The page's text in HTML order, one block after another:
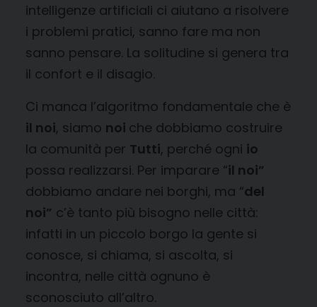
intelligenze artificiali ci aiutano a risolvere
i problemi pratici, sanno fare ma non
sanno pensare. La solitudine si genera tra
il confort e il disagio.
Ci manca l’algoritmo fondamentale che è
il noi, siamo noi che dobbiamo costruire
la comunità per Tutti, perché ogni io
possa realizzarsi. Per imparare “il noi”
dobbiamo andare nei borghi, ma “del
noi” c’è tanto più bisogno nelle città:
infatti in un piccolo borgo la gente si
conosce, si chiama, si ascolta, si
incontra, nelle città ognuno è
sconosciuto all’altro.